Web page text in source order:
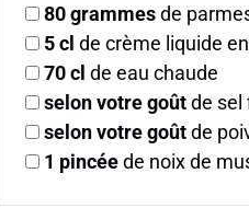
80grammesde
5cl de crème liquide
70cl de eau chaude
selon votre goûtde sel
selon votre goûtde
1 pincéede noix de